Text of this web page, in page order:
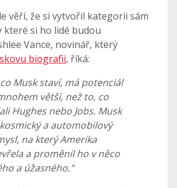
věří, že si vytvořil kategorii sám
které si ho lidé budou
Vance, novinář, který
biografii, říká:
co Musk staví, má potenciál
větší, než to, co
Hughes nebo Jobs. Musk
a automobilový
na který Amerika
a proměnil ho v něco
a úžasného."